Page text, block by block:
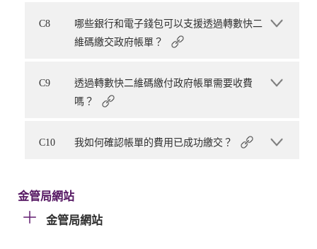
C8
哪些銀行和電子錢包可以支援透過轉數快二
維碼繳交政府帳單？
C9
透過轉數快二維碼繳付政府帳單需要收費
嗎？
C10 我如何確認帳單的費用已成功繳交？
金管局網站
金管局網站